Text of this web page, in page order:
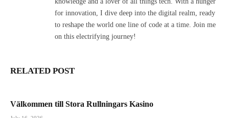
for innovation, I dive deep into the digital realm, ready
to reshape the world one line of code at a time. Join me
on this electrifying journey!
RELATED POST
Välkommen till Stora Rullningars Kasino